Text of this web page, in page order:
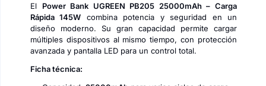
El Power Bank UGREEN PB205 25000mAh – Carga
Rápida 145W combina potencia y seguridad en un
diseño moderno. Su gran capacidad permite cargar
múltiples dispositivos al mismo tiempo, con protección
avanzada y pantalla LED para un control total.
Ficha técnica: